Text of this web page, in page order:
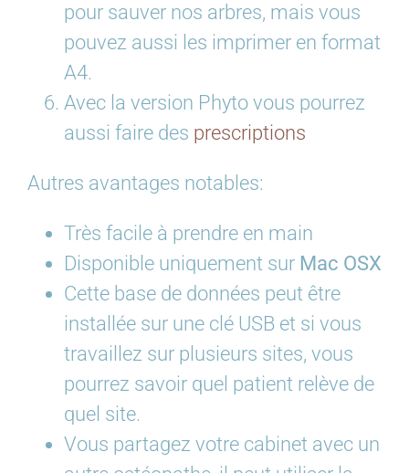
pour sauver nos arbres, mais vous
pouvez aussi les imprimer en format
A4.
Avec la version Phyto vous pourrez
aussi faire des prescriptions
Autres avantages notables:
Très facile à prendre en main
Disponible uniquement sur Mac OSX
Cette base de données peut être
installée sur une clé USB et si vous
travaillez sur plusieurs sites, vous
pourrez savoir quel patient relève de
quel site.
Vous partagez votre cabinet avec un